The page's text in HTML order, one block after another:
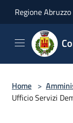
Regione Abruzzo
Home >
Ufficio Servizi